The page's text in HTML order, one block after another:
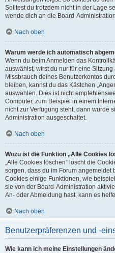
Solltest du trotzdem nicht in der Lage
wende dich an die Board-
Nach oben
Warum werde ich automatisch
Wenn du beim Anmelden das
auswählst, wirst du nur für eine
Missbrauch deines Benutzerkontos
bleiben, kannst du das Kästchen
auswählen. Dies ist nicht
Computer, zum Beispiel in einem
nicht zur Verfügung steht, dann wurde
Administration ausgeschaltet.
Nach oben
Wozu ist die Funktion „Alle Cookies
„Alle Cookies löschen“ löscht die
sorgen, dass du im Forum angemeldet
Cookies einige Funktionen, wie
sie von der Board-Administration
An- oder Abmeldung hast, kann es
Nach oben
Benutzerpräferenzen und -
Wie kann ich meine Einstellungen